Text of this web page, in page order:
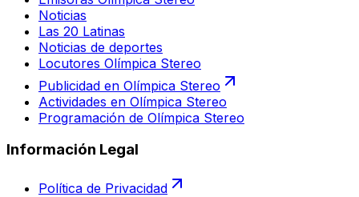
Noticias
Las 20 Latinas
Noticias de deportes
Locutores Olímpica Stereo
Publicidad en Olímpica Stereo
Actividades en Olímpica Stereo
Programación de Olímpica Stereo
Información Legal
Política de Privacidad